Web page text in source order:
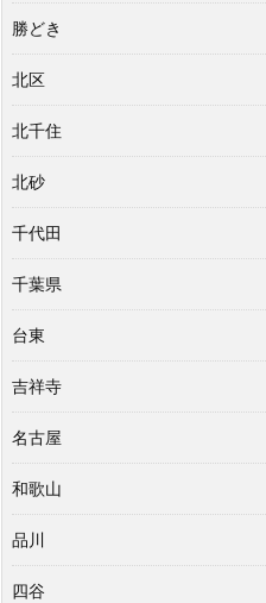
勝どき
北区
北千住
北砂
千代田
千葉県
台東
吉祥寺
名古屋
和歌山
品川
四谷